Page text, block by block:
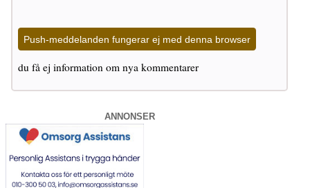
Push-meddelanden fungerar ej med denna browser
du få ej information om nya kommentarer
ANNONSER